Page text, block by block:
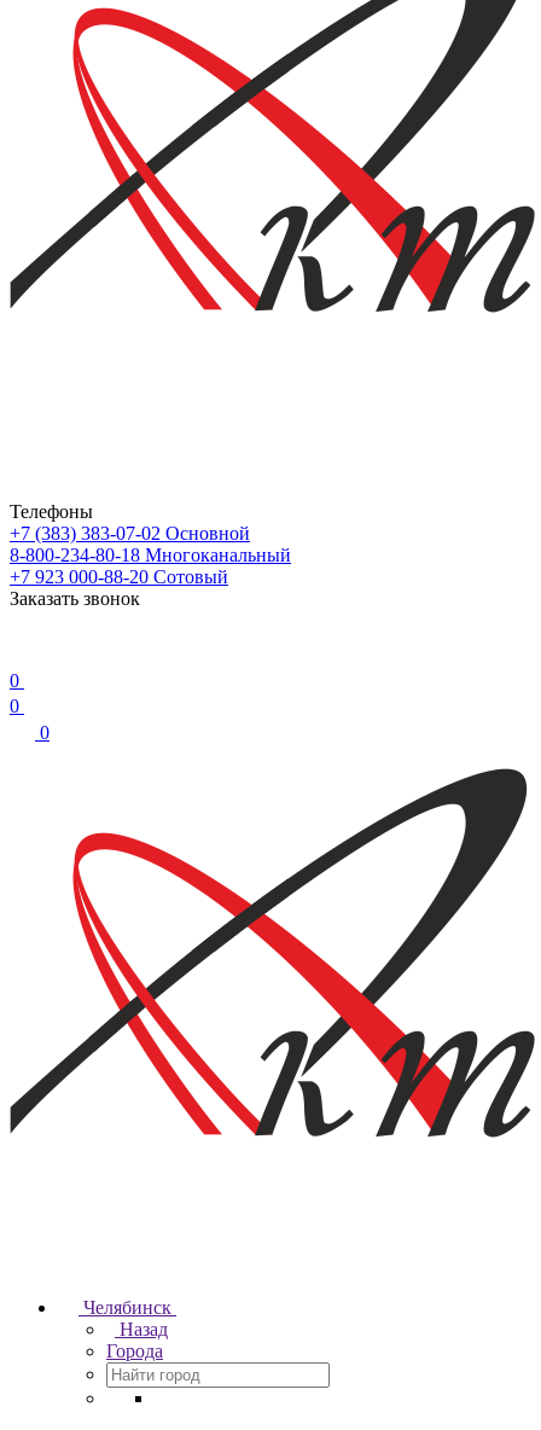
Телефоны
+7 (383) 383-07-02 Основной
8-800-234-80-18 Многоканальный
+7 923 000-88-20 Сотовый
Заказать звонок
0
0
0
Челябинск
Назад
Города